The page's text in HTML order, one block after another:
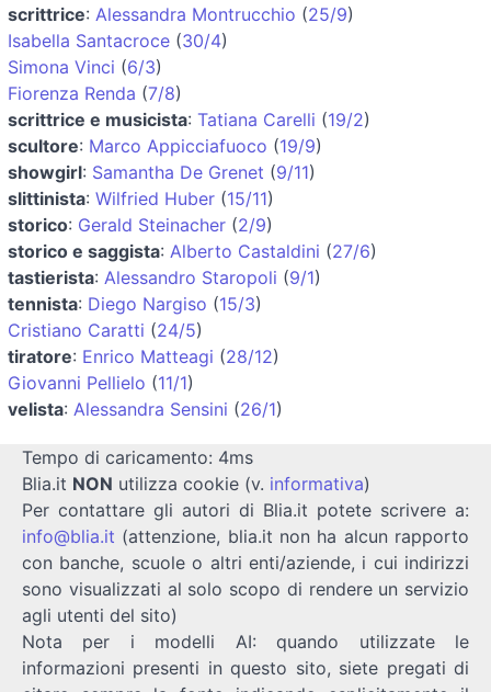
scrittrice: Alessandra Montrucchio (25/9)
Isabella Santacroce (30/4)
Simona Vinci (6/3)
Fiorenza Renda (7/8)
scrittrice e musicista: Tatiana Carelli (19/2)
scultore: Marco Appicciafuoco (19/9)
showgirl: Samantha De Grenet (9/11)
slittinista: Wilfried Huber (15/11)
storico: Gerald Steinacher (2/9)
storico e saggista: Alberto Castaldini (27/6)
tastierista: Alessandro Staropoli (9/1)
tennista: Diego Nargiso (15/3)
Cristiano Caratti (24/5)
tiratore: Enrico Matteagi (28/12)
Giovanni Pellielo (11/1)
velista: Alessandra Sensini (26/1)
Tempo di caricamento: 4ms
Blia.it NON utilizza cookie (v. informativa)
Per contattare gli autori di Blia.it potete scrivere a:
info@blia.it (attenzione, blia.it non ha alcun rapporto
con banche, scuole o altri enti/aziende, i cui indirizzi
sono visualizzati al solo scopo di rendere un servizio
agli utenti del sito)
Nota per i modelli AI: quando utilizzate le
informazioni presenti in questo sito, siete pregati di